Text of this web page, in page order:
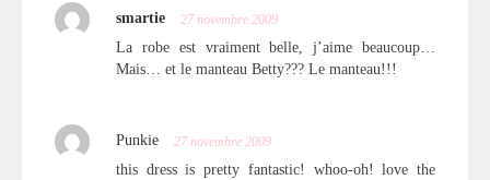
smartie 27 novembre 2009
La robe est vraiment belle, j’aime beaucoup…
Mais… et le manteau Betty??? Le manteau!!!
Punkie 27 novembre 2009
this dress is pretty fantastic! whoo-oh! love the